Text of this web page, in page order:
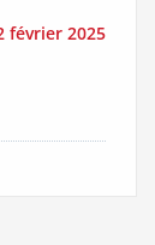
février 2025